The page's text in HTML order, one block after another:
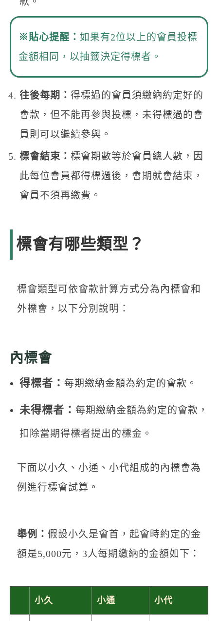
※貼心提醒： 如果有2位以上的會員投標
金額相同，以抽籤決定得標者。
往後每期： 得標過的會員須繳納約定好的
會款，但不能再參與投標，未得標過的會
員則可以繼續參與。
標會結束： 標會期數等於會員總人數，因
此每位會員都得標過後，會期就會結束，
會員不須再繳費。
標會有哪些類型？
標會類型可依會款計算方式分為內標會和
外標會，以下分別說明：
內標會
得標者： 每期繳納金額為約定的會款。
未得標者： 每期繳納金額為約定的會款，
扣除當期得標者提出的標金。
下面以小久、小通、小代組成的內標會為
例進行標會試算。
舉例： 假設小久是會首，起會時約定的金
額是5,000元，3人每期繳納的金額如下：
小久 小通 小代